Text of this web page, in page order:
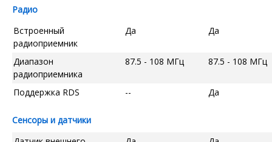
Радио
Встроенный
радиоприемник
Да Да
Диапазон
радиоприемника
87.5 - 108 МГц 87.5 - 108 МГц
Поддержка RDS -- Да
Сенсоры и датчики